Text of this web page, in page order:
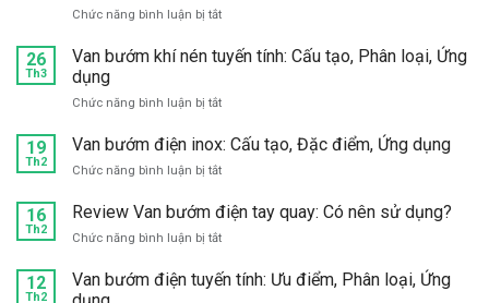
lật
bích:
nào
Chức năng bình luận bị tắtở
van
1
bướm
304,
chất
lượng
đâu?
26
Th3
Van bướm khí nén tuyến tính: Cấu tạo, Phân loại, Ứng
dụng
Chức năng bình luận bị tắtở
bướm
nén
tính:
Phân
loại,
19
Th2
Van bướm điện inox: Cấu tạo, Đặc điểm, Ứng dụng
Chức năng bình luận bị tắtở
bướm
điện
inox:
tạo,
16
Th2
Review Van bướm điện tay quay: Có nên sử dụng?
Chức năng bình luận bị tắtở
Van
12
Th2
Van bướm điện tuyến tính: Ưu điểm, Phân loại, Ứng